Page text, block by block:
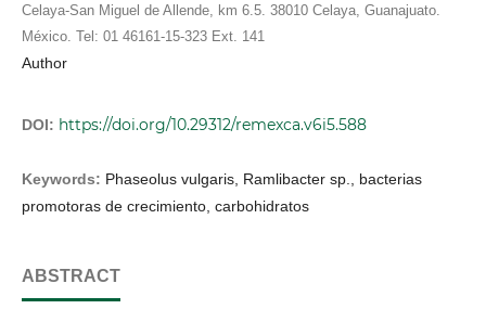
Celaya-San Miguel de Allende, km 6.5. 38010 Celaya, Guanajuato.
México. Tel: 01 46161-15-323 Ext. 141
Author
DOI: https://doi.org/10.29312/remexca.v6i5.588
Keywords: Phaseolus vulgaris, Ramlibacter sp., bacterias
promotoras de crecimiento, carbohidratos
ABSTRACT